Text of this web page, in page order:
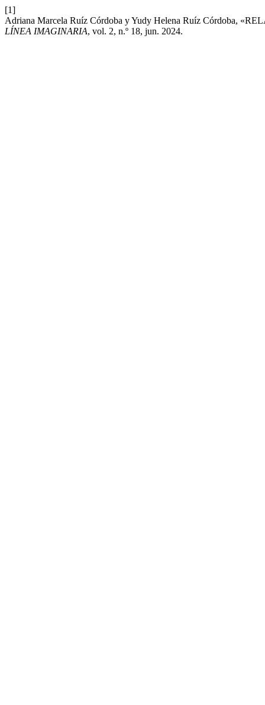
[1]
Adriana Marcela Ruíz Córdoba y Yudy Helena Ruíz Córdoba,
LÍNEA IMAGINARIA, vol. 2, n.º 18, jun. 2024.